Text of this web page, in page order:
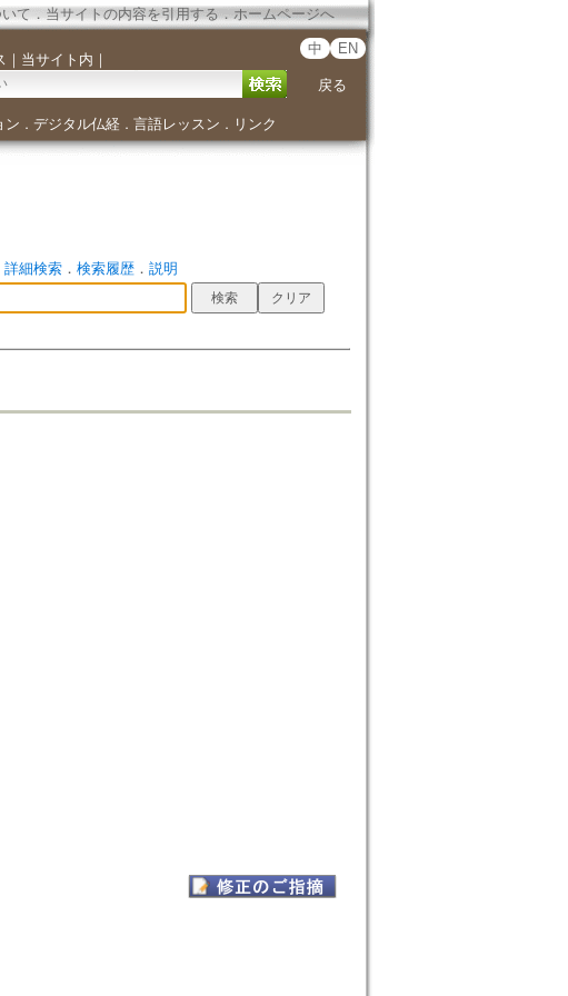
て．当サイトの内容を引用する ． ホームページへ
｜ 当サイト内 ｜
中 EN
戻る
ン ． デジタル仏経． 言語レッスン ． リンク
詳細検索． 検索履歴． 説明